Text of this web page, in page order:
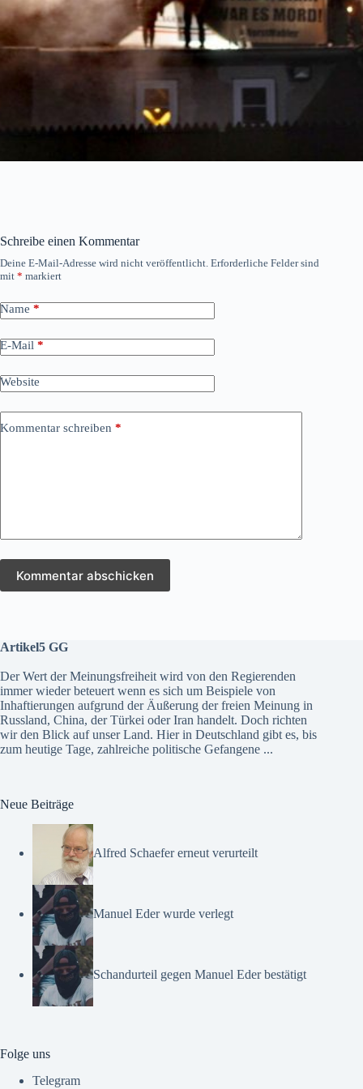
Schreibe einen Kommentar
Deine E-Mail-Adresse wird nicht veröffentlicht. Erforderliche Felder sind
mit * markiert
Name *
E-Mail *
Website
Kommentar schreiben *
Kommentar abschicken
Artikel5 GG
Der Wert der Meinungsfreiheit wird von den Regierenden
immer wieder beteuert wenn es sich um Beispiele von
Inhaftierungen aufgrund der Äußerung der freien Meinung in
Russland, China, der Türkei oder Iran handelt. Doch richten
wir den Blick auf unser Land. Hier in Deutschland gibt es, bis
zum heutige Tage, zahlreiche politische Gefangene ...
Neue Beiträge
Alfred Schaefer erneut verurteilt
Manuel Eder wurde verlegt
Schandurteil gegen Manuel Eder bestätigt
Folge uns
Telegram